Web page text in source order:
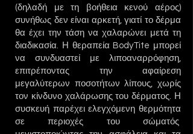
(δηλαδή με τη βοήθεια κενού αέρος)
συνήθως δεν είναι αρκετή, γιατί το δέρμα
θα έχει την τάση να χαλαρώνει μετά τη
διαδικασία. Η θεραπεία BodyTite μπορεί
να συνδυαστεί με λιποαναρρόφηση,
επιτρέποντας την αφαίρεση
μεγαλύτερων ποσοτήτων λίπους, χωρίς
τον κίνδυνο χαλάρωσης του δέρματος. Η
συσκευή παρέχει ελεγχόμενη θερμότητα
σε περιοχές του σώματός